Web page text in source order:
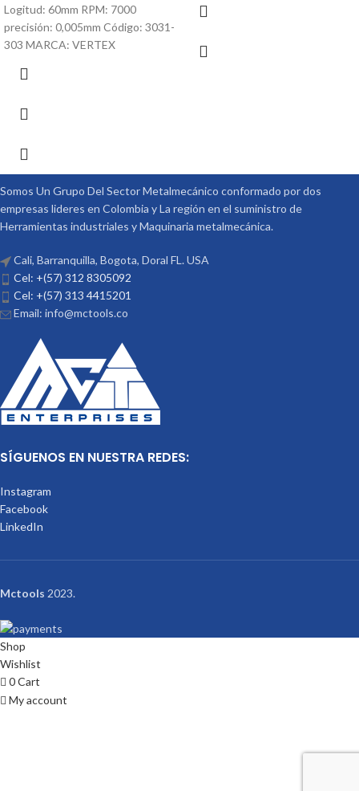
Logitud: 60mm RPM: 7000
precisión: 0,005mm Código: 3031-
303 MARCA: VERTEX
Somos Un Grupo Del Sector Metalmecánico conformado por dos
empresas lideres en Colombia y La región en el suministro de
Herramientas industriales y Maquinaria metalmecánica.
Cali, Barranquilla, Bogota, Doral FL. USA
Cel: +(57) 312 8305092
Cel: +(57) 313 4415201
Email: info@mctools.co
SÍGUENOS EN NUESTRA REDES:
Instagram
Facebook
LinkedIn
Mctools 2023.
Shop
Wishlist
0Cart
My account